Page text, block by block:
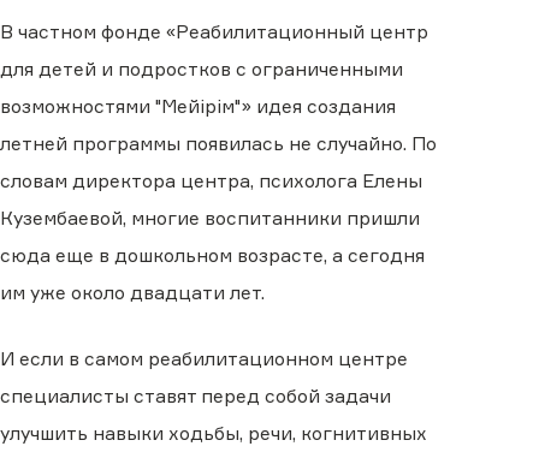
В частном фонде «Реабилитационный центр
для детей и подростков с ограниченными
возможностями "Мейірім"» идея создания
летней программы появилась не случайно. По
словам директора центра, психолога Елены
Кузембаевой, многие воспитанники пришли
сюда еще в дошкольном возрасте, а сегодня
им уже около двадцати лет.
И если в самом реабилитационном центре
специалисты ставят перед собой задачи
улучшить навыки ходьбы, речи, когнитивных